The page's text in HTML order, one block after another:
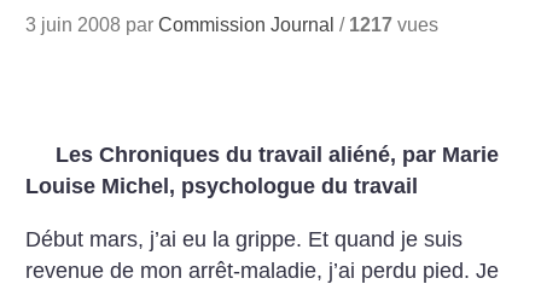
3 juin 2008 parCommission Journal / 1217 vues
Les Chroniques du travail aliéné, par Marie
Louise Michel, psychologue du travail
Début mars, j’ai eu la grippe. Et quand je suis
revenue de mon arrêt-maladie, j’ai perdu pied. Je